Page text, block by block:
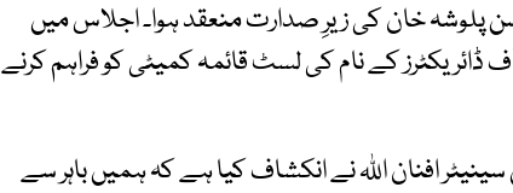
پلوشہ خان کی زیرِ صدارت منعقد ہوا۔ اجلاس میں
ڈائریکٹرز کے نام کی لسٹ قائمہ کمیٹی کو فراہم کرنے
افنان اللہ نے انکشاف کیا ہے کہ ہمیں باہر سے